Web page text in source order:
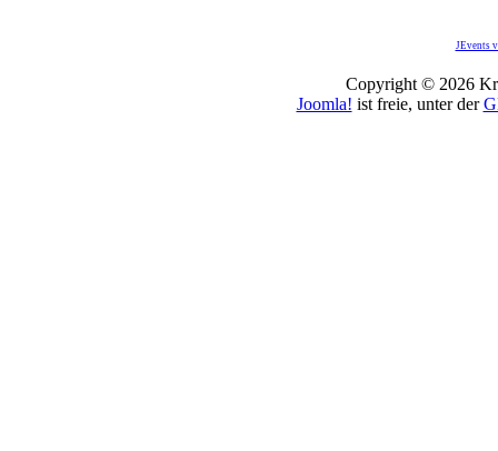
JEvents
Copyright © 2026
Joomla! ist freie, unter der